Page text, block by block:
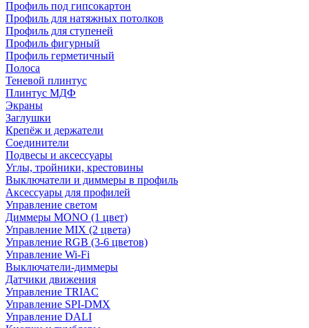
Профиль под гипсокартон
Профиль для натяжных потолков
Профиль для ступеней
Профиль фигурный
Профиль герметичный
Полоса
Теневой плинтус
Плинтус МДФ
Экраны
Заглушки
Крепёж и держатели
Соединители
Подвесы и аксессуары
Углы, тройники, крестовины
Выключатели и диммеры в профиль
Аксессуары для профилей
Управление светом
Диммеры MONO (1 цвет)
Управление MIX (2 цвета)
Управление RGB (3-6 цветов)
Управление Wi-Fi
Выключатели-диммеры
Датчики движения
Управление TRIAC
Управление SPI-DMX
Управление DALI